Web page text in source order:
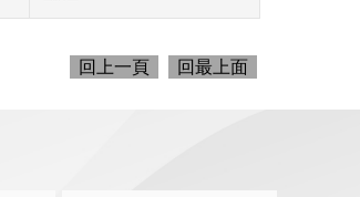
回上一頁 回最上面